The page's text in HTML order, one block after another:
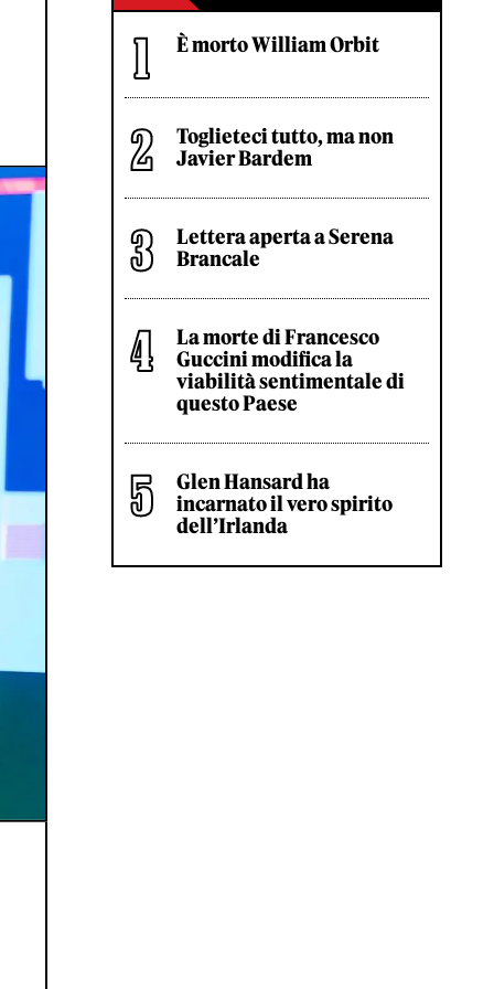
È morto William Orbit
Toglieteci tutto, ma non
Javier Bardem
Lettera aperta a Serena
Brancale
La morte di Francesco
Guccini modifica la
viabilità sentimentale di
questo Paese
Glen Hansard ha
incarnato il vero spirito
dell’Irlanda